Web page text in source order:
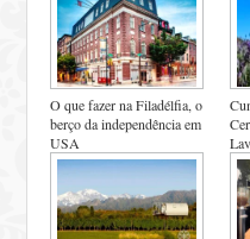
O que fazer na Filadélfia, o
berço da independência em
USA